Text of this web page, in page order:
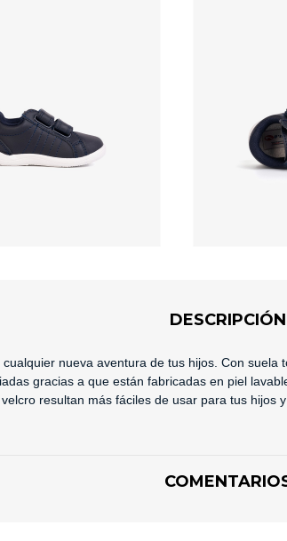
DESCRIPCIÓN
nueva aventura de tus hijos. Con suela
gracias a que están fabricadas en piel
resultan más fáciles de usar para tus